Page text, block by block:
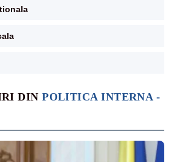
DINPOLITICA INTERNA -